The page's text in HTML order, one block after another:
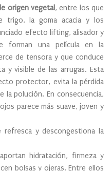
origen vegetal, entre los que
trigo, la goma acacia y los
efecto lifting, alisador y
forman una película en la
de tensora y que conduce
y visible de las arrugas. Esta
protector, evita la pérdida
la polución. En consecuencia,
parece más suave, joven y
refresca y descongestiona la
hidratación, firmeza y
bolsas y ojeras. Entre ellos